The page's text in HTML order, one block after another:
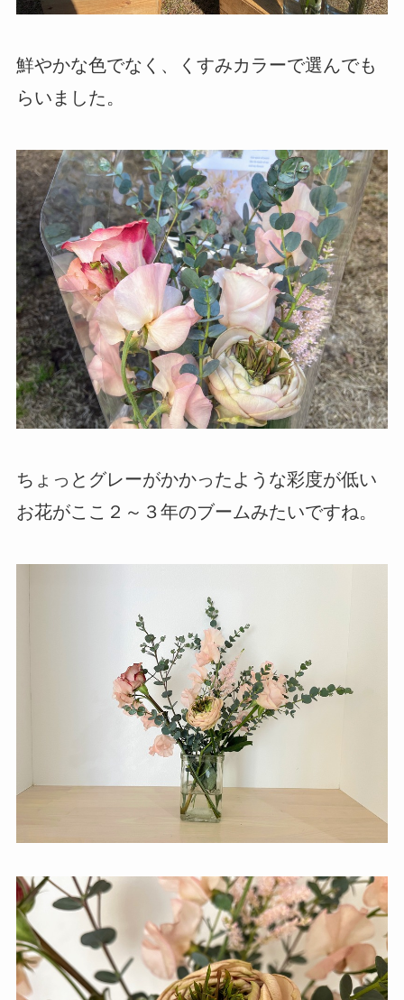
鮮やかな色でなく、くすみカラーで選んでも
らいました。
ちょっとグレーがかかったような彩度が低い
お花がここ２～３年のブームみたいですね。